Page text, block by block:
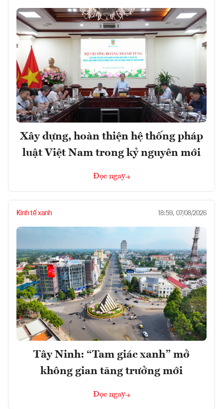
Xây dựng, hoàn thiện hệ thống pháp
luật Việt Nam trong kỷ nguyên mới
Đọc ngay
Kinh tế xanh 18:59, 07/08/2026
Tây Ninh: “Tam giác xanh” mở
không gian tăng trưởng mới
Đọc ngay